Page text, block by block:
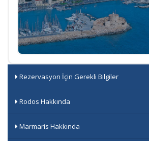
Rezervasyon İçin Gerekli Bilgiler
Rodos Hakkında
Marmaris Hakkında